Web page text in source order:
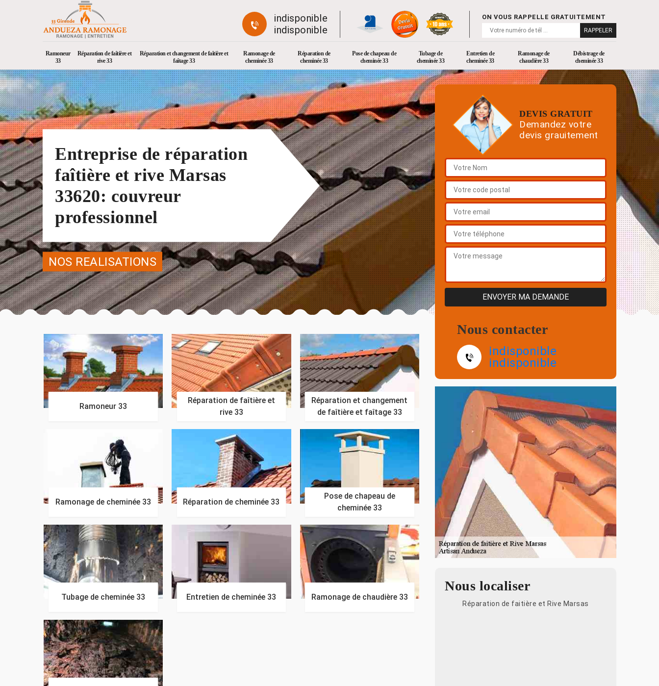
indisponible
indisponible
ON VOUS RAPPELLE GRATUITEMENT
Ramoneur
33
Réparation de faîtière et
rive 33
Réparation et changement de faîtière et
faîtage 33
Ramonage de
cheminée 33
Réparation de
cheminée 33
Pose de chapeau de
cheminée 33
Tubage de
cheminée 33
Entretien de
cheminée 33
Ramonage de
chaudière 33
Débistrage de
cheminée 33
Entreprise de réparation
faîtière et rive Marsas
33620: couvreur
professionnel
NOS REALISATIONS
Ramoneur 33
Réparation de faîtière et
rive 33
Réparation et changement
de faîtière et faîtage 33
Ramonage de cheminée 33 Réparation de cheminée 33
Pose de chapeau de
cheminée 33
Tubage de cheminée 33 Entretien de cheminée 33 Ramonage de chaudière 33
DEVIS GRATUIT
Demandez votre
devis grauitement
Nous contacter
indisponible
indisponible
Nous localiser
Réparation de faitière et Rive Marsas